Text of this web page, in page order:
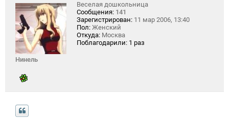
Нинель
Веселая дошкольница
Сообщения: 141
Зарегистрирован: 11 мар 2006, 13:40
Пол: Женский
Откуда: Москва
Поблагодарили: 1 раз